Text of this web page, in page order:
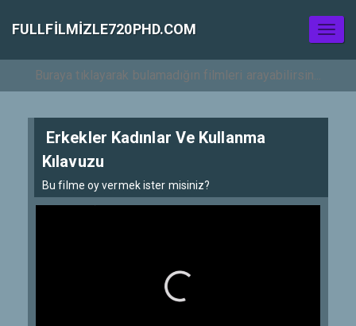
FULLFILMIZLE720PHD.COM
Erkekler Kadınlar Ve Kullanma
Kılavuzu
Bu filme oy vermek ister misiniz?